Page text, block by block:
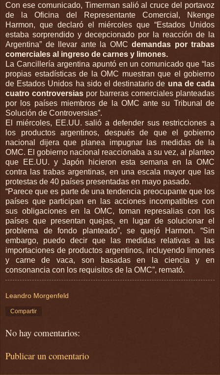
Con ese comunicado, Timerman salió al cruce del portavoz
de la Oficina del Representante Comercial, Nkenge
Harmon, que declaró el miércoles que “Estados Unidos
estaba sorprendido y decepcionado por la reacción de la
Argentina” de llevar ante la OMC demandas por trabas
comerciales al ingreso de carnes y limones.
La Cancillería argentina apuntó en un comunicado que “las
propias estadísticas de la OMC muestran que el gobierno
de Estados Unidos ha sido el destinatario de una de cada
cuatro controversias por barreras comerciales planteadas
por los países miembros de la OMC ante su Tribunal de
Solución de Controversias”.
El miércoles, EE.UU. salió a defender sus restricciones a
los productos argentinos, después de que el gobierno
nacional dijera que planea impugnar las medidas de la
OMC. El gobierno nacional reaccionaba a su vez, al planteo
que EE.UU. y Japón hicieron esta semana en la OMC
contra las trabas argentinas, en una escala mayor que las
protestas de 40 países presentadas en mayo pasado.
“Parece que es parte de una tendencia preocupante que los
países que participan en las acciones incompatibles con
sus obligaciones en la OMC, toman represalias con los
países que presentan quejas, en lugar de solucionar el
problema de fondo planteado”, se quejó Harmon. “Sin
embargo, puedo decir que las medidas relativas a las
importaciones de productos argentinos, incluyendo limones
y carne de vaca, son basadas en la ciencia y en
consonancia con los requisitos de la OMC”, remató.
Leandro Morgenfeld
Compartir
No hay comentarios:
Publicar un comentario